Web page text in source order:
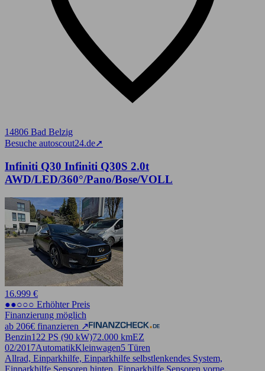
14806 Bad Belzig
Besuche autoscout24.de➚
Infiniti Q30 Infiniti Q30S 2.0t
AWD/LED/360°/Pano/Bose/VOLL
16.999 €
●●○○○ Erhöhter Preis
Finanzierung möglich
ab 206€ finanzieren ↗
Benzin122 PS (90 kW)72.000 kmEZ
02/2017AutomatikKleinwagen5 Türen
Allrad, Einparkhilfe, Einparkhilfe selbstlenkendes System,
Einparkhilfe Sensoren hinten, Einparkhilfe Sensoren vorne,